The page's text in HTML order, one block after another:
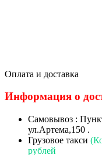
Оплата и доставка
Информация о
Самовывоз :
ул.Артема,150 .
Грузовое такси
рублей